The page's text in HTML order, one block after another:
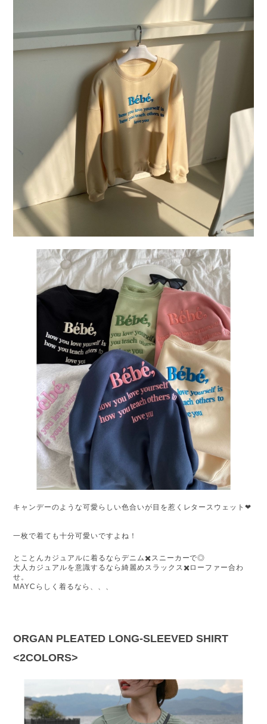
キャンデーのような可愛らしい色合いが目を惹くレタースウェット❤︎
一枚で着ても十分可愛いですよね！
とことんカジュアルに着るならデニム✖️スニーカーで◎
大人カジュアルを意識するなら綺麗めスラックス✖️ローファー合わ
せ。
MAYCらしく着るなら、、、
ORGAN PLEATED LONG-SLEEVED SHIRT
<2COLORS>